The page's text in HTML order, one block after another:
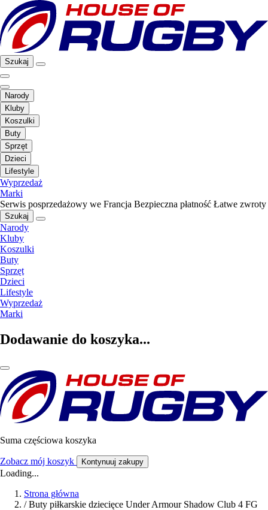
Szukaj
Narody
Kluby
Koszulki
Buty
Sprzęt
Dzieci
Lifestyle
Wyprzedaż
Marki
Serwis posprzedażowy we Francja Bezpieczna płatność Łatwe zwroty
Szukaj
Narody
Kluby
Koszulki
Buty
Sprzęt
Dzieci
Lifestyle
Wyprzedaż
Marki
Dodawanie do koszyka...
Suma częściowa koszyka
Zobacz mój koszyk Kontynuuj zakupy
Loading...
Strona główna
/ Buty piłkarskie dziecięce Under Armour Shadow Club 4 FG